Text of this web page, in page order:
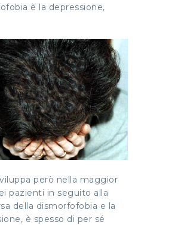
è la depressione,
però nella maggior
pazienti in seguito alla
della dismorfofobia e la
è spesso di per sé